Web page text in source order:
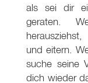
als sei dir
geraten.
und eitern.
suche seine
dich wieder